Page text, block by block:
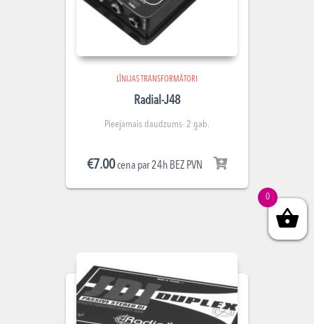
LĪNIJAS TRANSFORMĀTORI
Radial-J48
Pieejamais daudzums- 2 gab.
€7.00cena par 24h BEZ PVN
0